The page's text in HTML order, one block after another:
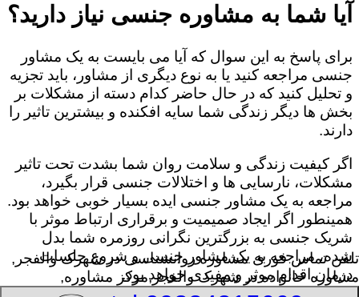
آیا شما به مشاوره جنسی نیاز دارید؟
برای پاسخ به این سوال که آیا می بایست به یک مشاور
جنسی مراجعه کنید یا به نوع دیگری از مشاور، باید تجزیه
و تحلیل کنید که در حال حاضر کدام دسته از مشکلات بر
بخش ها دیگر زندگی شما سایه افکنده و بیشترین تاثیر را
دارند.
اگر کیفیت زندگی و سلامت روان شما بشدت تحت تاثیر
مشکلات، نارسایی ها و اختلالات جنسی قرار بگیرد،
مراجعه به یک مشاور جنسی ایده بسیار خوبی خواهد بود.
همینطور اگر ایجاد صمیمیت و برقراری ارتباط موثر با
شریک جنسی به بزرگترین نگرانی روزمره شما بدل
شده، مراجعه به یک مشاور جنسی و شروع جلسات
درمان اقدام موثر و مفیدی خواهد بود.
تلفن تماس فوریمشاوره روانشناسی در شهرک والفجر,
مشاوره خانواده در شهرک والفجر,مرکز مشاوره,